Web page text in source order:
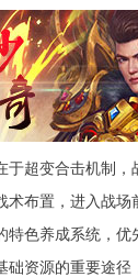
于超变合击机制
术布置，进入战
特色养成系统，
础资源的重要途径